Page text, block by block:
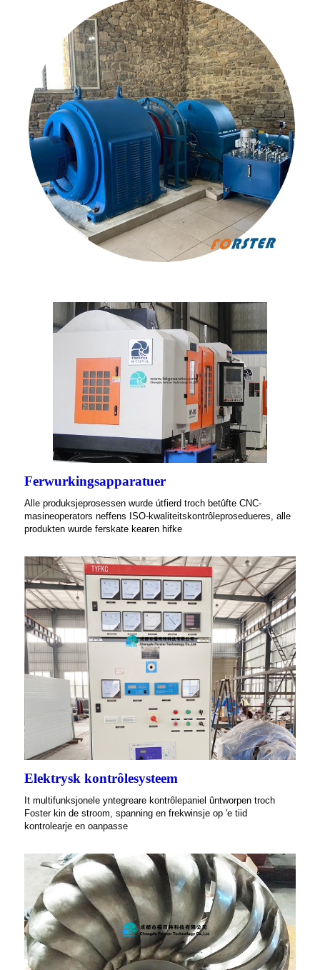
Ferwurkingsapparatuer
Alle produksjeprosessen wurde útfierd troch betûfte CNC-
masineoperators neffens ISO-kwaliteitskontrôleprosedueres, alle
produkten wurde ferskate kearen hifke
Elektrysk kontrôlesysteem
It multifunksjonele yntegreare kontrôlepaniel ûntworpen troch
Foster kin de stroom, spanning en frekwinsje op 'e tiid
kontrolearje en oanpasse